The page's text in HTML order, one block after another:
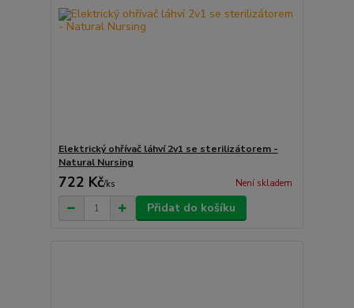
Elektrický ohřívač láhví 2v1 se sterilizátorem -
Natural Nursing
722 Kč/ks Není skladem
Přidat do košíku